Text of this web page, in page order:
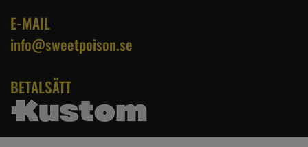
E-MAIL
info@sweetpoison.se
BETALSÄTT